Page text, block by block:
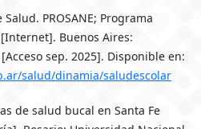
PROSANE; Programa
Buenos Aires:
sep. 2025]. Disponible en:
salud/dinamia/saludescolar
de salud bucal en Santa Fe